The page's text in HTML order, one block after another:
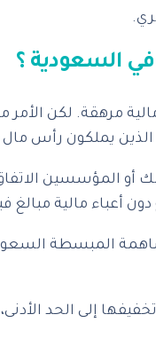
السعودية ؟
مرهقة. لكن
يملكون رأس مال
أو المؤسسين
أعباء مالية مبالغ
المبسطة
إلى الحد